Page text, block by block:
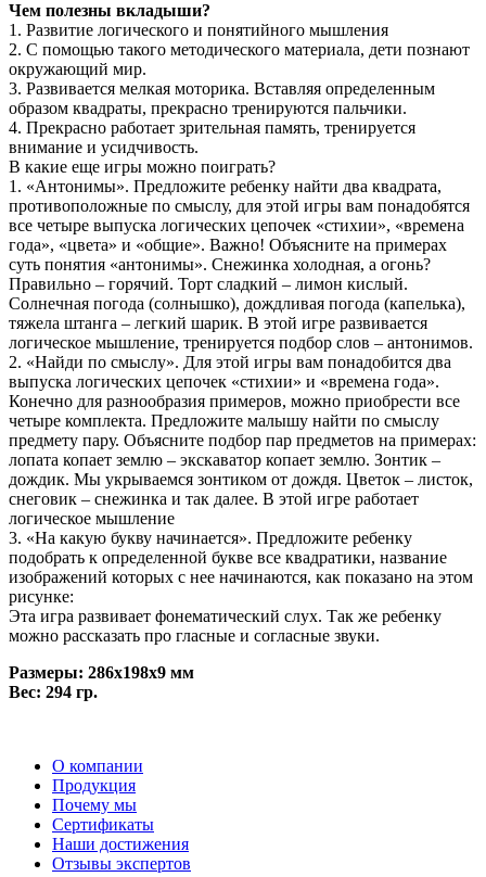
Чем полезны вкладыши?
1. Развитие логического и понятийного мышления
2. С помощью такого методического материала, дети познают
окружающий мир.
3. Развивается мелкая моторика. Вставляя определенным
образом квадраты, прекрасно тренируются пальчики.
4. Прекрасно работает зрительная память, тренируется
внимание и усидчивость.
В какие еще игры можно поиграть?
1. «Антонимы». Предложите ребенку найти два квадрата,
противоположные по смыслу, для этой игры вам понадобятся
все четыре выпуска логических цепочек «стихии», «времена
года», «цвета» и «общие». Важно! Объясните на примерах
суть понятия «антонимы». Снежинка холодная, а огонь?
Правильно – горячий. Торт сладкий – лимон кислый.
Солнечная погода (солнышко), дождливая погода (капелька),
тяжела штанга – легкий шарик. В этой игре развивается
логическое мышление, тренируется подбор слов – антонимов.
2. «Найди по смыслу». Для этой игры вам понадобится два
выпуска логических цепочек «стихии» и «времена года».
Конечно для разнообразия примеров, можно приобрести все
четыре комплекта. Предложите малышу найти по смыслу
предмету пару. Объясните подбор пар предметов на примерах:
лопата копает землю – экскаватор копает землю. Зонтик –
дождик. Мы укрываемся зонтиком от дождя. Цветок – листок,
снеговик – снежинка и так далее. В этой игре работает
логическое мышление
3. «На какую букву начинается». Предложите ребенку
подобрать к определенной букве все квадратики, название
изображений которых с нее начинаются, как показано на этом
рисунке:
Эта игра развивает фонематический слух. Так же ребенку
можно рассказать про гласные и согласные звуки.
Размеры: 286x198x9 мм
Вес: 294 гр.
О компании
Продукция
Почему мы
Сертификаты
Наши достижения
Отзывы экспертов